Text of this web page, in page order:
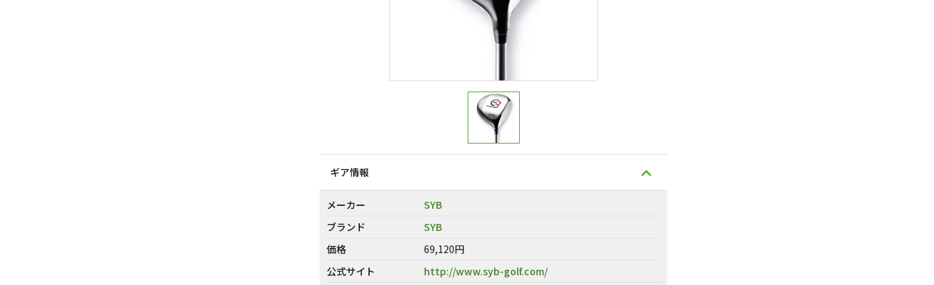
ギア情報
メーカー
SYB
ブランド
SYB
価格
69,120円
公式サイト
http://www.syb-golf.com/